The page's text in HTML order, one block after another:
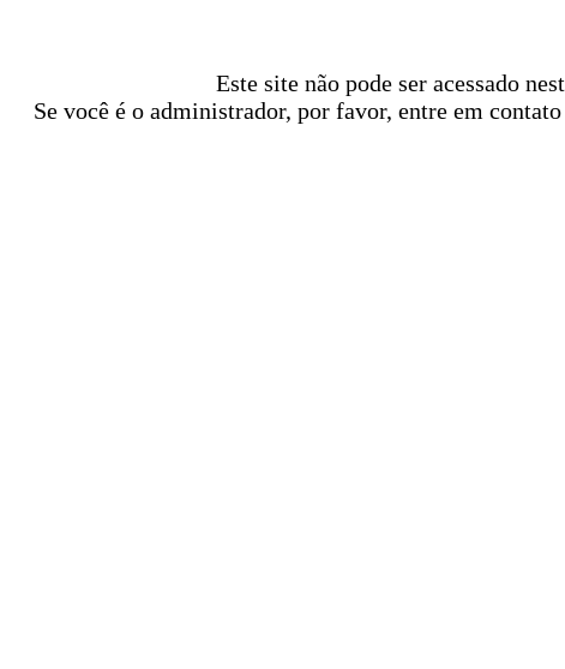
Este site não pode ser acessado
Se você é o administrador, por favor, entre em